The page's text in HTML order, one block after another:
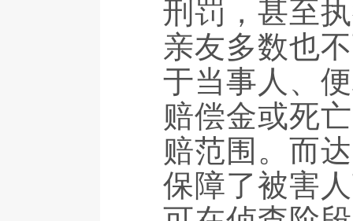
刑罚，甚至
亲友多数也
于当事人、
赔偿金或死
赔范围。而
保障了被害